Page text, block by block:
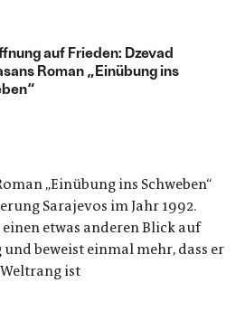
auf Frieden: Dzevad
Roman „Einübung ins
„Einübung ins Schweben“
Sarajevos im Jahr 1992.
etwas anderen Blick auf
beweist einmal mehr, dass er
ist